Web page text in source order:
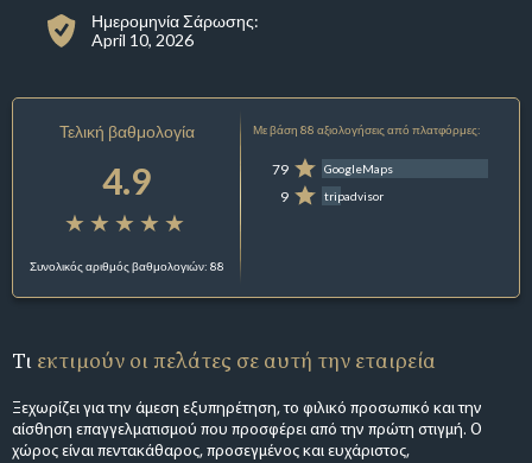
Ημερομηνία Σάρωσης:
April 10, 2026
Τελική βαθμολογία
4.9
Συνολικός αριθμός βαθμολογιών: 88
Με βάση 88 αξιολογήσεις από πλατφόρμες:
79 GoogleMaps
9 tripadvisor
Τι εκτιμούν οι πελάτες σε αυτή την εταιρεία
Ξεχωρίζει για την άμεση εξυπηρέτηση, το φιλικό προσωπικό και την
αίσθηση επαγγελματισμού που προσφέρει από την πρώτη στιγμή. Ο
χώρος είναι πεντακάθαρος, προσεγμένος και ευχάριστος,